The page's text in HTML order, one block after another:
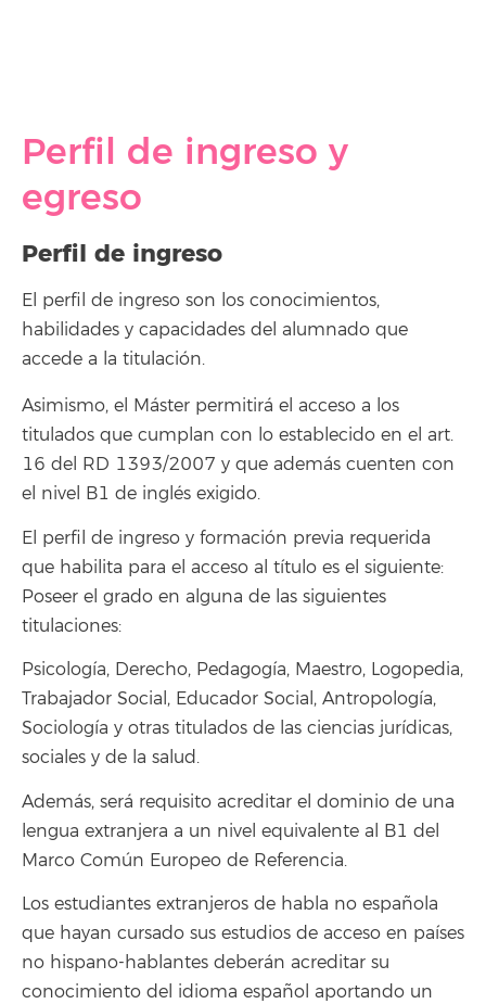
Perfil de ingreso y
egreso
Perfil de ingreso
El perfil de ingreso son los conocimientos,
habilidades y capacidades del alumnado que
accede a la titulación.
Asimismo, el Máster permitirá el acceso a los
titulados que cumplan con lo establecido en el art.
16 del RD 1393/2007 y que además cuenten con
el nivel B1 de inglés exigido.
El perfil de ingreso y formación previa requerida
que habilita para el acceso al título es el siguiente:
Poseer el grado en alguna de las siguientes
titulaciones:
Psicología, Derecho, Pedagogía, Maestro, Logopedia,
Trabajador Social, Educador Social, Antropología,
Sociología y otras titulados de las ciencias jurídicas,
sociales y de la salud.
Además, será requisito acreditar el dominio de una
lengua extranjera a un nivel equivalente al B1 del
Marco Común Europeo de Referencia.
Los estudiantes extranjeros de habla no española
que hayan cursado sus estudios de acceso en países
no hispano-hablantes deberán acreditar su
conocimiento del idioma español aportando un